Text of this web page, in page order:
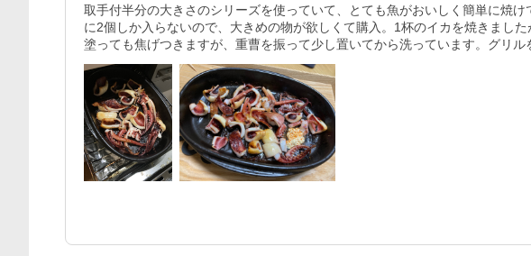
取手付半分の大きさのシリーズを使っていて、とても魚がおいしく簡単に焼
に2個しか入らないので、大きめの物が欲しくて購入。1杯のイカを焼きまし
塗っても焦げつきますが、重曹を振って少し置いてから洗っています。グリル